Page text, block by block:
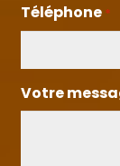
Téléphone *
Votre